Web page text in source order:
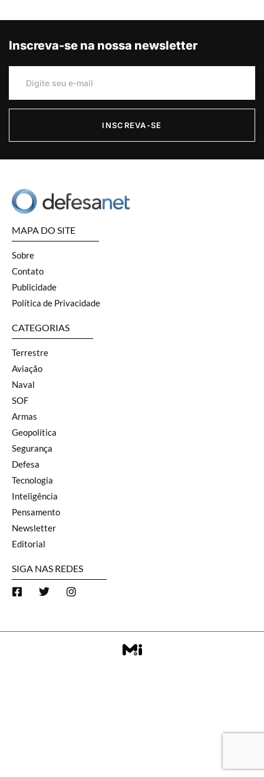
Inscreva-se na nossa newsletter
INSCREVA-SE
MAPA DO SITE
Sobre
Contato
Publicidade
Política de Privacidade
CATEGORIAS
Terrestre
Aviação
Naval
SOF
Armas
Geopolítica
Segurança
Defesa
Tecnologia
Inteligência
Pensamento
Newsletter
Editorial
SIGA NAS REDES